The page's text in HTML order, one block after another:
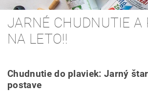
JARNÉ CHUDNUTIE A
NA LETO!!
Chudnutie do plaviek: Jarný
postave